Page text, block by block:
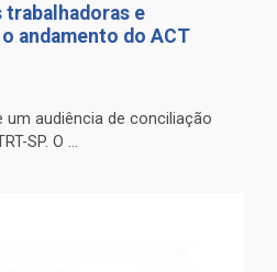
trabalhadoras e
andamento do ACT
um audiência de conciliação
SP. O ...